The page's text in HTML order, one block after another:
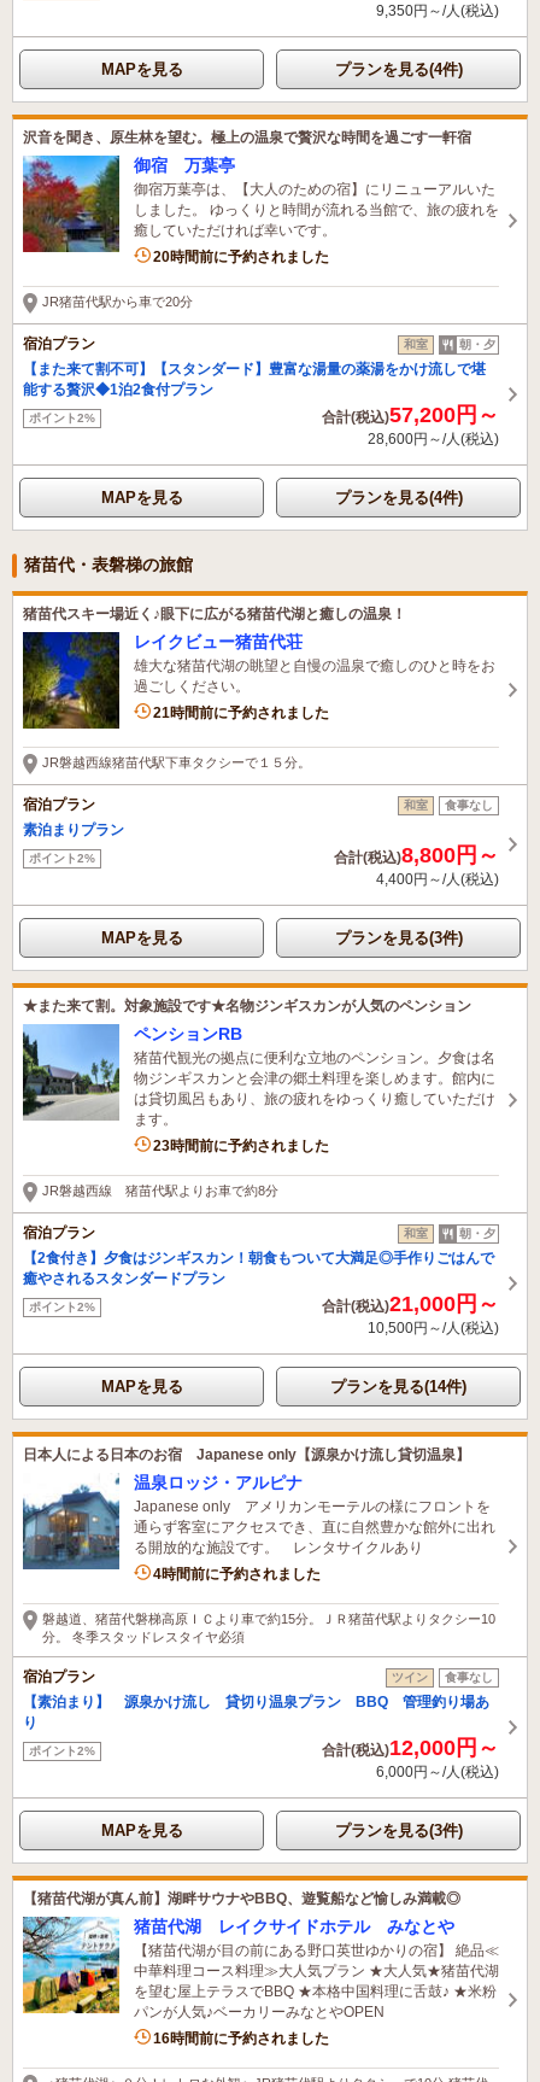
9,350円～/人(税込)
MAPを見る プランを見る(4件)
沢音を聞き、原生林を望む。極上の温泉で贅沢な時間を過ごす一軒宿
御宿 万葉亭
御宿万葉亭は、【大人のための宿】にリニューアルいた
しました。 ゆっくりと時間が流れる当館で、旅の疲れを
癒していただければ幸いです。
20時間前に予約されました
JR猪苗代駅から車で20分
宿泊プラン 和室 朝・夕
【また来て割不可】【スタンダード】豊富な湯量の薬湯をかけ流しで堪
能する贅沢◆1泊2食付プラン
ポイント2% 合計(税込)57,200円～
28,600円～/人(税込)
MAPを見る プランを見る(4件)
猪苗代・表磐梯の旅館
猪苗代スキー場近く♪眼下に広がる猪苗代湖と癒しの温泉！
レイクビュー猪苗代荘
雄大な猪苗代湖の眺望と自慢の温泉で癒しのひと時をお
過ごしください。
21時間前に予約されました
JR磐越西線猪苗代駅下車タクシーで１５分。
宿泊プラン 和室 食事なし
素泊まりプラン
ポイント2% 合計(税込)8,800円～
4,400円～/人(税込)
MAPを見る プランを見る(3件)
★また来て割。対象施設です★名物ジンギスカンが人気のペンション
ペンションRB
猪苗代観光の拠点に便利な立地のペンション。夕食は名
物ジンギスカンと会津の郷土料理を楽しめます。館内に
は貸切風呂もあり、旅の疲れをゆっくり癒していただけ
ます。
23時間前に予約されました
JR磐越西線 猪苗代駅よりお車で約8分
宿泊プラン 和室 朝・夕
【2食付き】夕食はジンギスカン！朝食もついて大満足◎手作りごはんで
癒やされるスタンダードプラン
ポイント2% 合計(税込)21,000円～
10,500円～/人(税込)
MAPを見る プランを見る(14件)
日本人による日本のお宿 Japanese only【源泉かけ流し貸切温泉】
温泉ロッジ・アルピナ
Japanese only アメリカンモーテルの様にフロントを
通らず客室にアクセスでき、直に自然豊かな館外に出れ
る開放的な施設です。 レンタサイクルあり
4時間前に予約されました
磐越道、猪苗代磐梯高原ＩＣより車で約15分。ＪＲ猪苗代駅よりタクシー10
分。 冬季スタッドレスタイヤ必須
宿泊プラン ツイン 食事なし
【素泊まり】 源泉かけ流し 貸切り温泉プラン BBQ 管理釣り場あ
り
ポイント2% 合計(税込)12,000円～
6,000円～/人(税込)
MAPを見る プランを見る(3件)
【猪苗代湖が真ん前】湖畔サウナやBBQ、遊覧船など愉しみ満載◎
猪苗代湖 レイクサイドホテル みなとや
【猪苗代湖が目の前にある野口英世ゆかりの宿】 絶品≪
中華料理コース料理≫大人気プラン ★大人気★猪苗代湖
を望む屋上テラスでBBQ ★本格中国料理に舌鼓♪ ★米粉
パンが人気♪ベーカリーみなとやOPEN
16時間前に予約されました